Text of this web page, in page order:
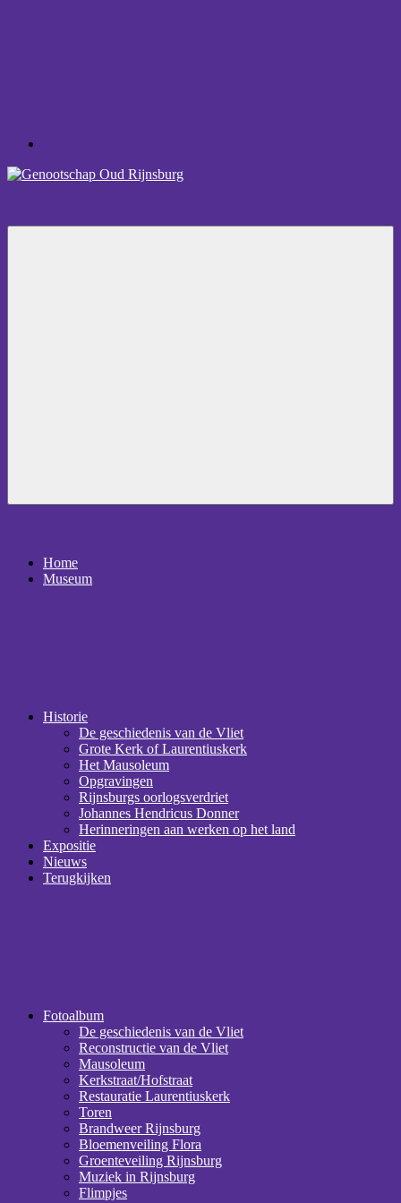
Home
Museum
Historie
De geschiedenis van de Vliet
Grote Kerk of Laurentiuskerk
Het Mausoleum
Opgravingen
Rijnsburgs oorlogsverdriet
Johannes Hendricus Donner
Herinneringen aan werken op het land
Expositie
Nieuws
Terugkijken
Fotoalbum
De geschiedenis van de Vliet
Reconstructie van de Vliet
Mausoleum
Kerkstraat/Hofstraat
Restauratie Laurentiuskerk
Toren
Brandweer Rijnsburg
Bloemenveiling Flora
Groenteveiling Rijnsburg
Muziek in Rijnsburg
Flimpjes